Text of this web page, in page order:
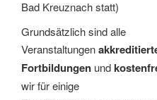
Bad Kreuznach statt)
Grundsätzlich sind alle
Veranstaltungen
Fortbildungen und
wir für einige